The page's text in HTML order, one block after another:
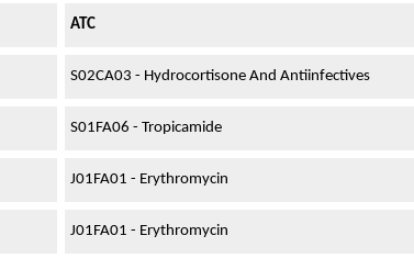
ATC
S02CA03 - Hydrocortisone And Antiinfectives
S01FA06 - Tropicamide
J01FA01 - Erythromycin
J01FA01 - Erythromycin